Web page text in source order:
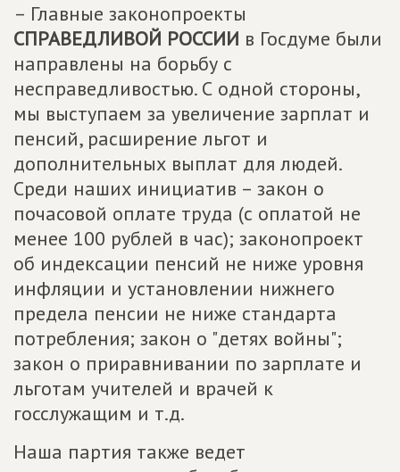
– Главные законопроекты
СПРАВЕДЛИВОЙ РОССИИ в Госдуме были
направлены на борьбу с
несправедливостью. С одной стороны,
мы выступаем за увеличение зарплат и
пенсий, расширение льгот и
дополнительных выплат для людей.
Среди наших инициатив – закон о
почасовой оплате труда (с оплатой не
менее 100 рублей в час); законопроект
об индексации пенсий не ниже уровня
инфляции и установлении нижнего
предела пенсии не ниже стандарта
потребления; закон о "детях войны";
закон о приравнивании по зарплате и
льготам учителей и врачей к
госслужащим и т.д.
Наша партия также ведет